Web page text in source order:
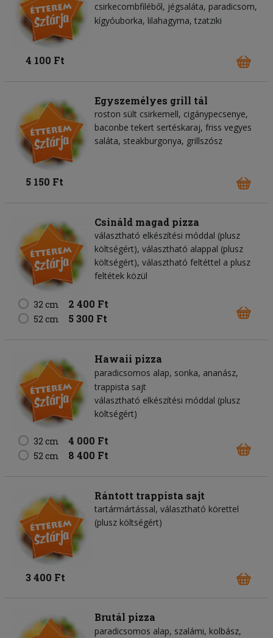
csirkecombfiléből jégsaláta paradicsom
kígyóuborka lilahagyma tzatziki
4 100 Ft
Egyszemélyes grill tál
roston sült csirkemell, cigánypecsenye,
baconbe tekert sertéskaraj, friss vegyes
saláta, steakburgonya, grillszósz
5 150 Ft
Csináld magad pizza
választható elkészítési móddal (plusz
költségért), választható alappal (plusz
költségért), választható feltéttel a plusz
feltétek közül
32 cm 2 400 Ft
52 cm 5 300 Ft
Hawaii pizza
paradicsomos alap sonka ananász
trappista sajt
választható elkészítési móddal (plusz
költségért)
32 cm 4 000 Ft
52 cm 8 400 Ft
Rántott trappista sajt
tartármártással, választható körettel
(plusz költségért)
3 400 Ft
Brutál pizza
paradicsomos alap szalámi kolbász